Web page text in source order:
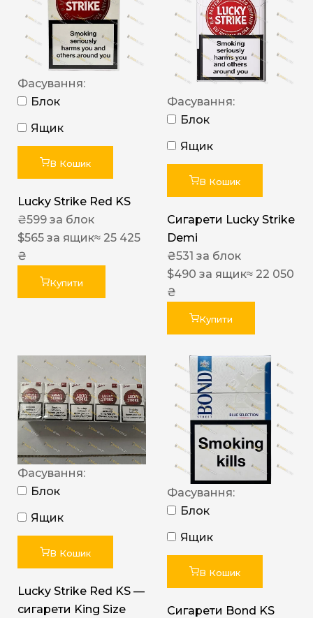
Фасування:
Блок
Ящик
В Кошик
Lucky Strike Red KS
₴599 за блок
$565 за ящик≈ 25 425
₴
Купити
Фасування:
Блок
Ящик
В Кошик
Сигарети Lucky Strike
Demi
₴531 за блок
$490 за ящик≈ 22 050
₴
Купити
Фасування:
Блок
Ящик
В Кошик
Lucky Strike Red KS —
сигарети King Size
Фасування:
Блок
Ящик
В Кошик
Сигарети Bond KS